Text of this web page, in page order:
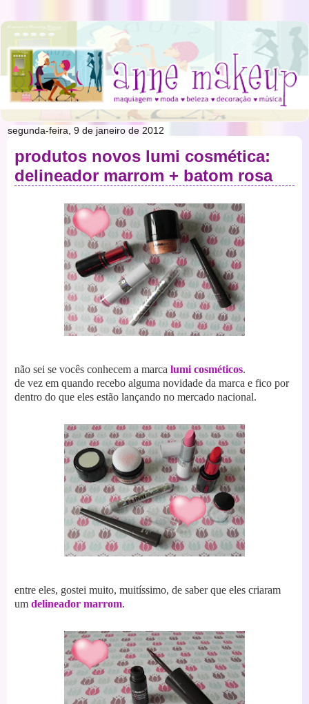
segunda-feira, 9 de janeiro de 2012
produtos novos lumi cosmética:
delineador marrom + batom rosa
não sei se vocês conhecem a marca lumi cosméticos.
de vez em quando recebo alguma novidade da marca e fico por
dentro do que eles estão lançando no mercado nacional.
entre eles, gostei muito, muitíssimo, de saber que eles criaram
um delineador marrom.